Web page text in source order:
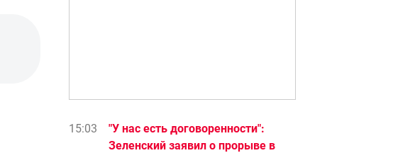
15:03
"У нас есть договоренности":
Зеленский заявил о прорыве в